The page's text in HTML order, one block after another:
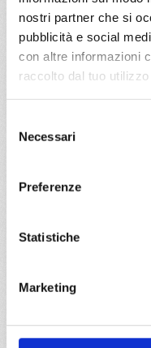
nostri partner che si
pubblicità e social
con altre informazioni
raccolto dal tuo
delNecessari
Preferenze
Statistiche
Marketing
Nord Europa8